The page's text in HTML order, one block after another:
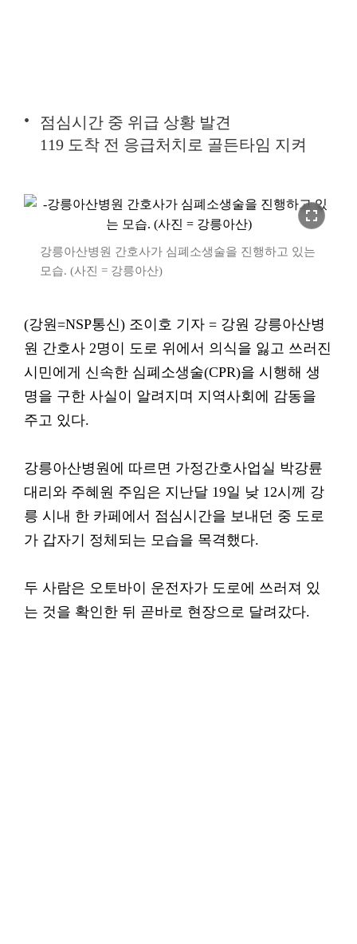
점심시간 중 위급 상황 발견
119 도착 전 응급처치로 골든타임 지켜
fullscreen
강릉아산병원 간호사가 심폐소생술을 진행하고 있는
모습. (사진 = 강릉아산)
(강원=NSP통신) 조이호 기자 = 강원 강릉아산병
원 간호사 2명이 도로 위에서 의식을 잃고 쓰러진
시민에게 신속한 심폐소생술(CPR)을 시행해 생
명을 구한 사실이 알려지며 지역사회에 감동을
주고 있다.
강릉아산병원에 따르면 가정간호사업실 박강륜
대리와 주혜원 주임은 지난달 19일 낮 12시께 강
릉 시내 한 카페에서 점심시간을 보내던 중 도로
가 갑자기 정체되는 모습을 목격했다.
두 사람은 오토바이 운전자가 도로에 쓰러져 있
는 것을 확인한 뒤 곧바로 현장으로 달려갔다.